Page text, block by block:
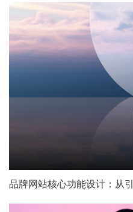
品牌网站核心功能设计：从